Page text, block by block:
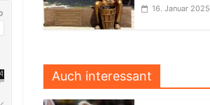
16. Januar 2025
Auch interessant